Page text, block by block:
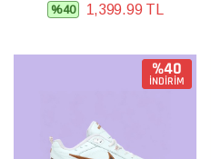
%40 1,399.99 TL
%40
İNDİRİM